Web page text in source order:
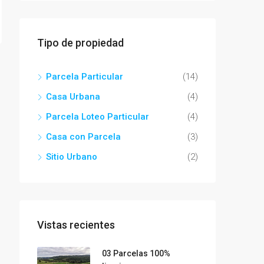
Tipo de propiedad
Parcela Particular
(14)
Casa Urbana
(4)
Parcela Loteo Particular
(4)
Casa con Parcela
(3)
Sitio Urbano
(2)
Vistas recientes
03 Parcelas 100%